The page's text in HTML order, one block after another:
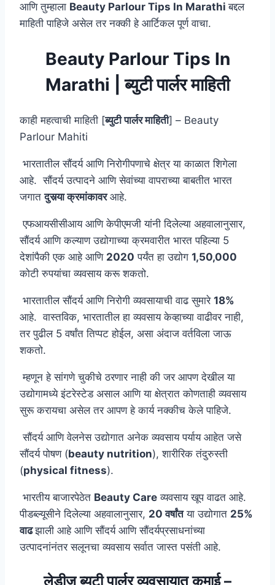
आणि तुम्हाला Beauty Parlour Tips In Marathiबद्दल
माहिती पाहिजे असेल तर नक्की हे आर्टिकल पूर्ण वाचा.
Beauty Parlour Tips In
Marathi | ब्युटी पार्लर माहिती
काही महत्वाची माहिती [ब्युटी पार्लर माहिती] – Beauty
Parlour Mahiti
भारतातील सौंदर्य आणि निरोगीपणाचे क्षेत्र या काळात शिगेला
आहे. सौंदर्य उत्पादने आणि सेवांच्या वापराच्या बाबतीत भारत
जगातदुसर्‍या क्रमांकावरआहे.
एफआयसीसीआय आणि केपीएमजी यांनी दिलेल्या अहवालानुसार,
सौंदर्य आणि कल्याण उद्योगाच्या क्रमवारीत भारत पहिल्या 5
देशांपैकी एक आहे आणि 2020 पर्यंत हा उद्योग 1,50,000
कोटी रुपयांचा व्यवसाय करू शकतो.
भारतातील सौंदर्य आणि निरोगी व्यवसायाची वाढ सुमारे 18%
आहे. वास्तविक, भारतातील हा व्यवसाय केव्हाच्या वाढीवर नाही,
तर पुढील 5 वर्षांत तिप्पट होईल, असा अंदाज वर्तविला जाऊ
शकतो.
म्हणून हे सांगणे चुकीचे ठरणार नाही की जर आपण देखील या
उद्योगामध्ये इंटरेस्टेड असाल आणि या क्षेत्रात कोणताही व्यवसाय
सुरू करायचा असेल तर आपण हे कार्य नक्कीच केले पाहिजे.
सौंदर्य आणि वेलनेस उद्योगात अनेक व्यवसाय पर्याय आहेत जसे
सौंदर्य पोषण (beauty nutrition), शारीरिक तंदुरुस्ती
(physical fitness).
भारतीय बाजारपेठेत Beauty Care व्यवसाय खूप वाढत आहे.
पीडब्ल्यूसीने दिलेल्या अहवालानुसार, 20 वर्षांतया उद्योगात 25%
वाढझाली आहे आणि सौंदर्य आणि सौंदर्यप्रसाधनांच्या
उत्पादनांनंतर सलूनचा व्यवसाय सर्वात जास्त पसंती आहे.
लेडीज ब्युटी पार्लर व्यवसायात कमाई –